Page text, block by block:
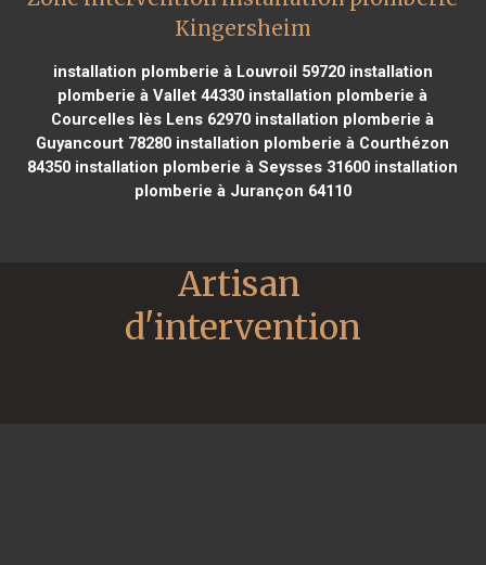
Kingersheim
installation plomberie à Louvroil 59720installation
plomberie à Vallet 44330 installation plomberie à
Courcelles lès Lens 62970 installation plomberie à
Guyancourt 78280 installation plomberie à Courthézon
84350 installation plomberie à Seysses 31600 installation
plomberie à Jurançon 64110
Artisan
d'intervention